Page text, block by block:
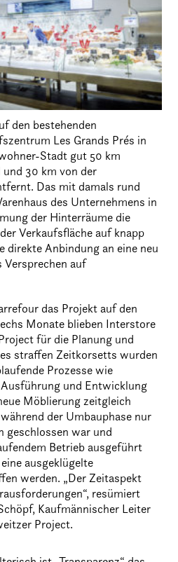
den bestehenden
Les Grands Prés in
Stadt gut 50 km
30 km von der
Das mit damals rund
des Unternehmens in
der Hinterräume die
Verkaufsfläche auf knapp
direkte Anbindung an eine neu
Versprechen auf
das Projekt auf den
Monate blieben Interstore
für die Planung und
straffen Zeitkorsetts wurden
Prozesse wie
und Entwicklung
Möblierung zeitgleich
der Umbauphase nur
geschlossen war und
Betrieb ausgeführt
ausgeklügelte
werden. „Der Zeitaspekt
resümiert
Kaufmännischer Leiter
Project.